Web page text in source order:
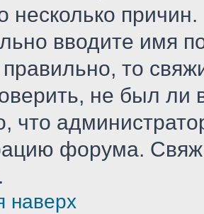
несколько
вводите имя
правильно, то
не был ли
что
форума.
наверх